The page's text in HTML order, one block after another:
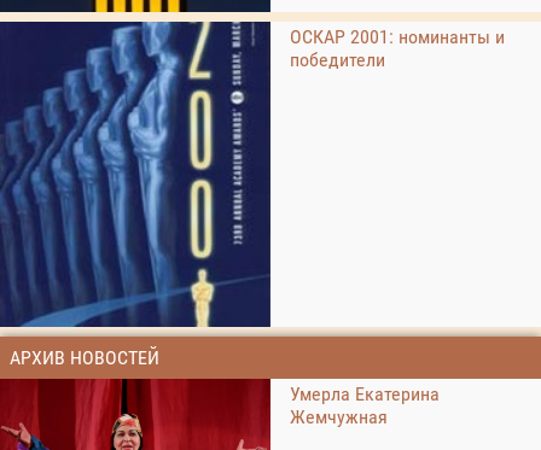
ОСКАР 2001: номинанты и
победители
АРХИВ НОВОСТЕЙ
Умерла Екатерина
Жемчужная